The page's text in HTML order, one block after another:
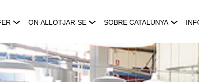
ON ALLOTJAR-SE SOBRE CATALUNYA